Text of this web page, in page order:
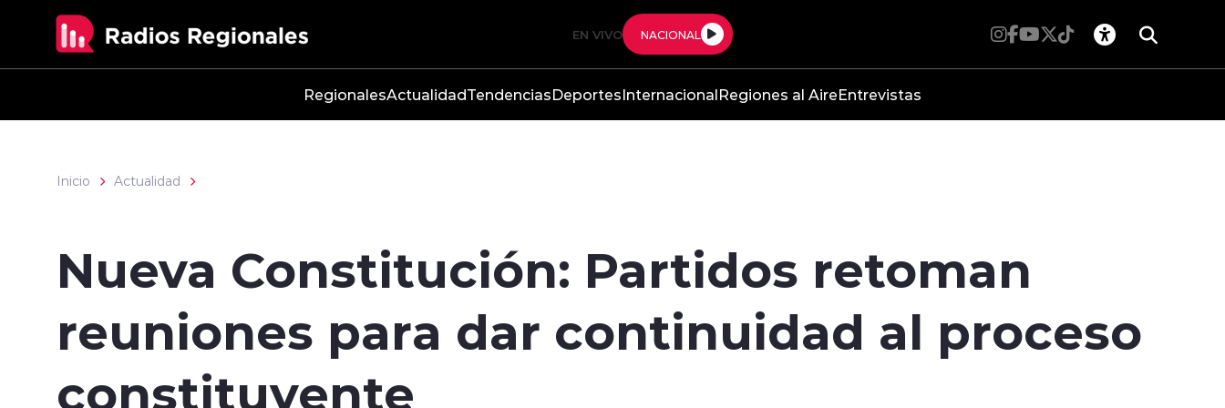
EN VIVO NACIONAL
RegionalesActualidadTendenciasDeportesInternacionalRegiones al AireEntrevistas
Inicio Actualidad
Nueva Constitución: Partidos retoman
reuniones para dar continuidad al proceso
constituyente